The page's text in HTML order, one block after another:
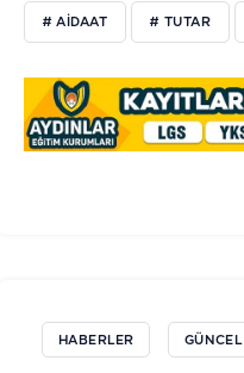
# AIDAAT # TUTAR
HABERLER GÜNCEL